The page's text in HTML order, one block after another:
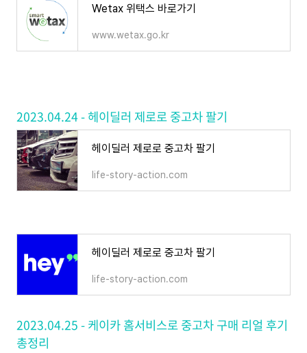
Wetax 위택스 바로가기
www.wetax.go.kr
2023.04.24 - 헤이딜러 제로로 중고차 팔기
헤이딜러 제로로 중고차 팔기
life-story-action.com
헤이딜러 제로로 중고차 팔기
life-story-action.com
2023.04.25 - 케이카 홈서비스로 중고차 구매 리얼 후기
총정리